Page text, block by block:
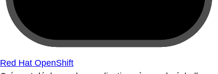
Red Hat OpenShift